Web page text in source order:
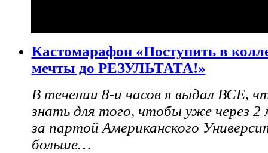
Кастомарафон «Поступить в
мечты до РЕЗУЛЬТАТА!»
В течении 8-и часов я выдал ВСЕ,
знать для того, чтобы уже через 2
за партой Американского
больше…